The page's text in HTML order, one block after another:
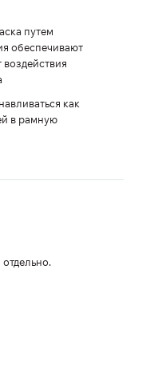
путем
обеспечивают
как
в рамную